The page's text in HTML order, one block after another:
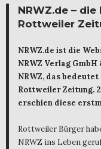
NRWZ.de – die
Rottweiler
NRWZ.de ist die
NRWZ Verlag GmbH
NRWZ, das bedeutet
Rottweiler Zeitung.
erschien diese
Rottweiler Bürger
NRWZ ins Leben